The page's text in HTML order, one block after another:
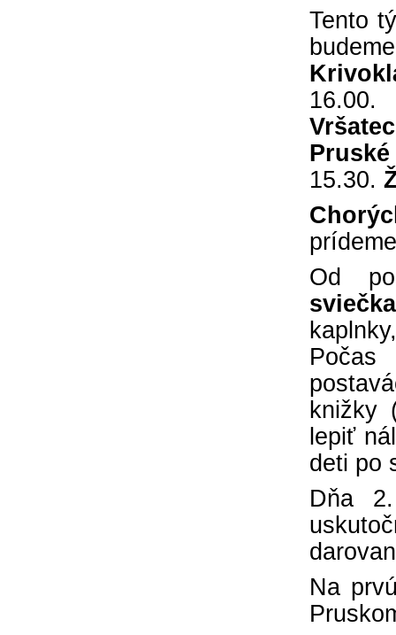
Tento
Vršatec
Pruské
15.30.
Od
Počas
knižky
lepiť
deti po
Dňa
Na